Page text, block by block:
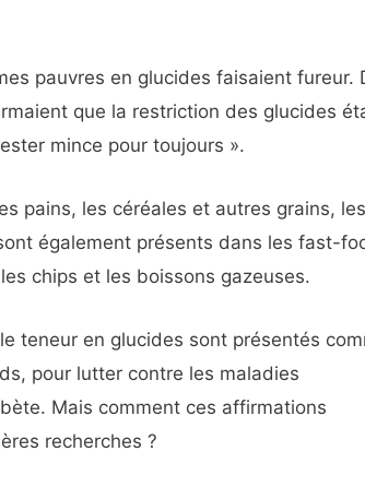
pauvres en glucides faisaient fureur.
que la restriction des glucides
mince pour toujours ».
pains, les céréales et autres grains, les
également présents dans les fast-
chips et les boissons gazeuses.
teneur en glucides sont présentés
pour lutter contre les maladies
Mais comment ces affirmations
recherches ?